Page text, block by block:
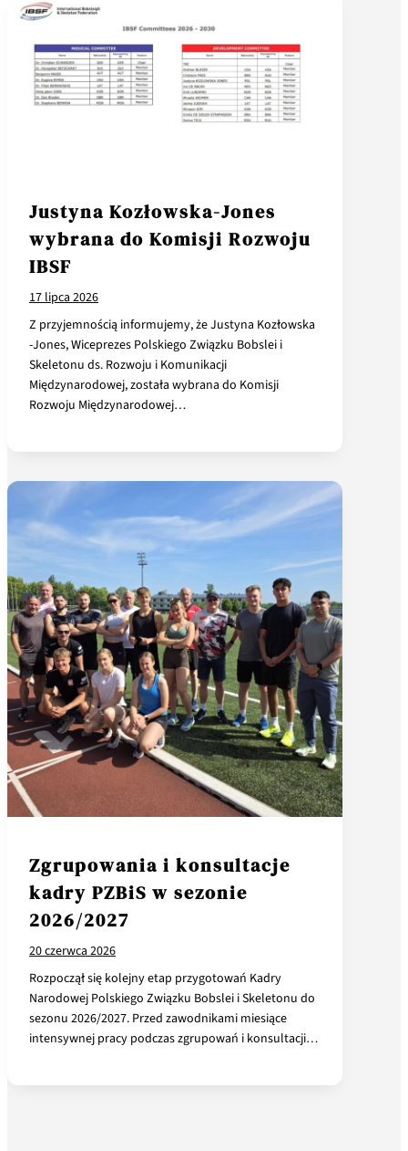
Justyna Kozłowska-Jones
wybrana do Komisji Rozwoju
IBSF
17 lipca 2026
Z przyjemnością informujemy, że Justyna Kozłowska
-Jones, Wiceprezes Polskiego Związku Bobslei i
Skeletonu ds. Rozwoju i Komunikacji
Międzynarodowej, została wybrana do Komisji
Rozwoju Międzynarodowej…
Zgrupowania i konsultacje
kadry PZBiS w sezonie
2026/2027
20 czerwca 2026
Rozpoczął się kolejny etap przygotowań Kadry
Narodowej Polskiego Związku Bobslei i Skeletonu do
sezonu 2026/2027. Przed zawodnikami miesiące
intensywnej pracy podczas zgrupowań i konsultacji…